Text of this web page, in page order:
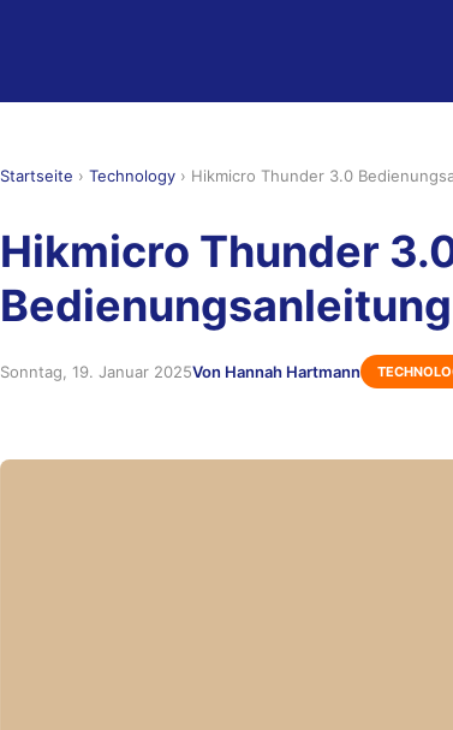
Startseite › Technology › Hikmicro Thunder 3.0
Hikmicro Thunder
Sonntag, 19. Januar 2025Von Hannah Hartmann